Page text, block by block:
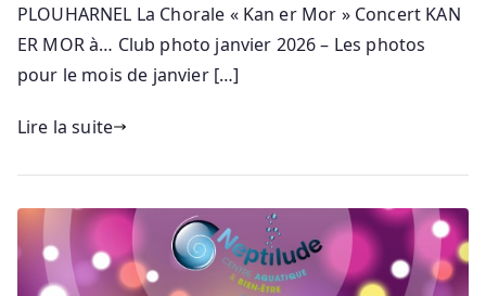
PLOUHARNEL La Chorale « Kan er Mor » Concert KAN
ER MOR à… Club photo janvier 2026 – Les photos
pour le mois de janvier […]
Lire la suite